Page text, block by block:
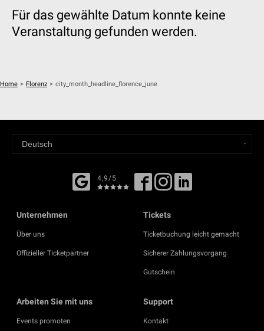
Für das gewählte Datum konnte keine
Veranstaltung gefunden werden.
Home > Florenz > city_month_headline_florence_june
4,9/5
Unternehmen
Über uns
Offizieller Ticketpartner
Tickets
Ticketbuchung leicht gemacht
Sicherer Zahlungsvorgang
Gutschein
Arbeiten Sie mit uns
Events promoten
Support
Kontakt